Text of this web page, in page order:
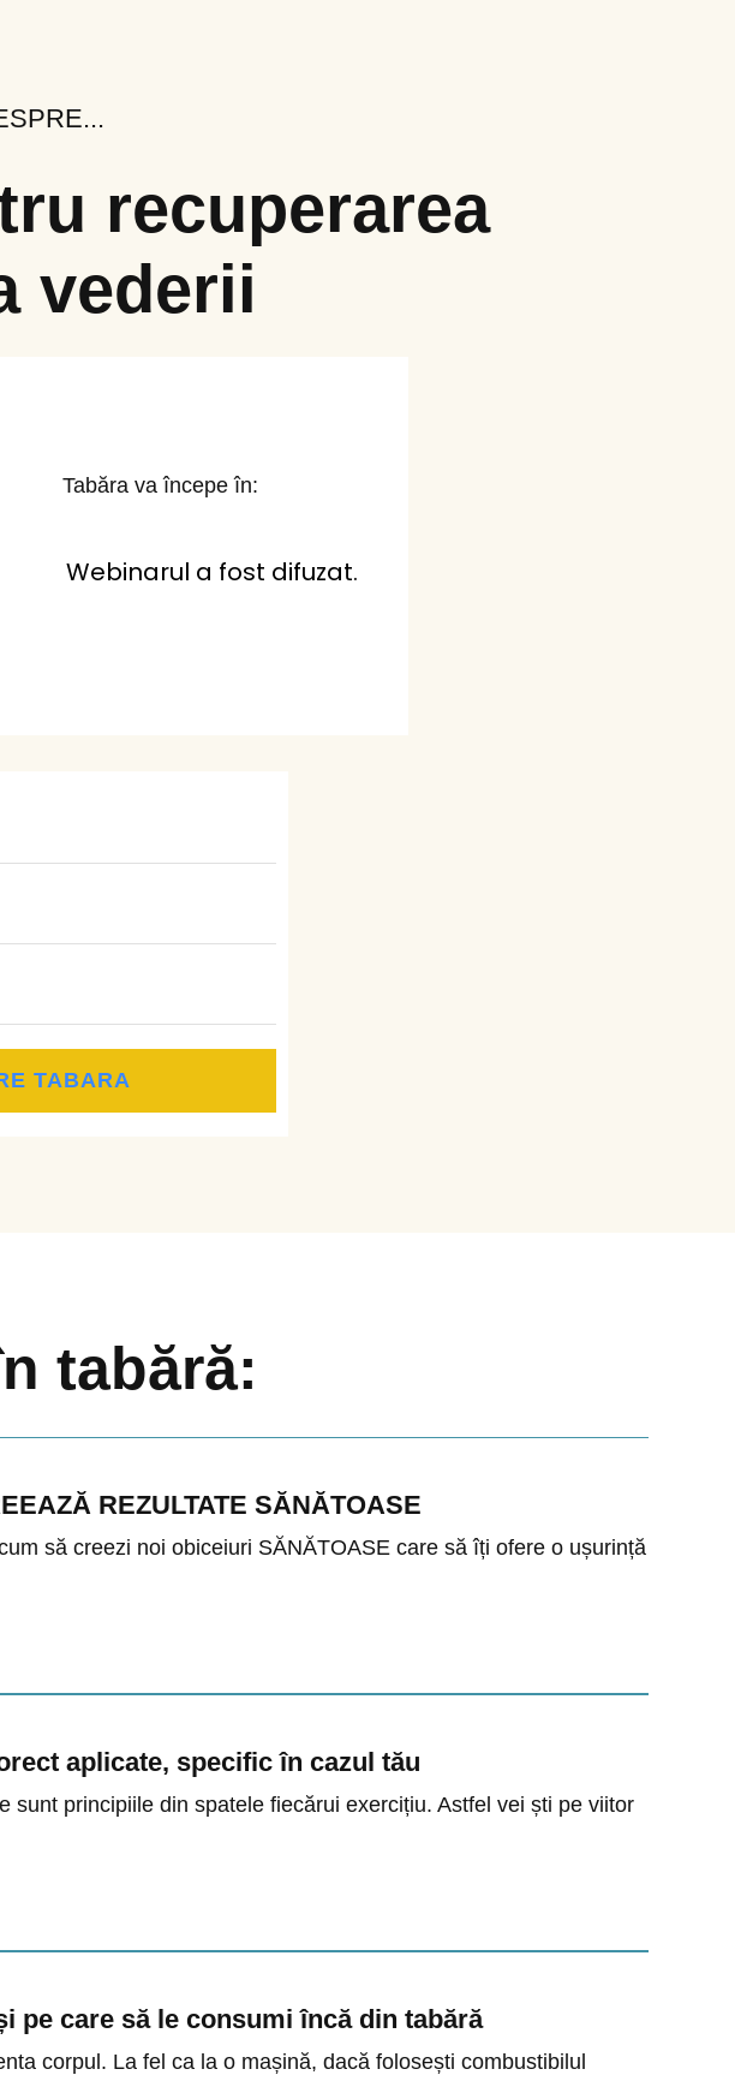
recuperarea
vederii
Tabăra va începe în:
Webinarul a fost difuzat.
TABARA
tabără:
REZULTATE SĂNĂTOASE
să creezi noi obiceiuri SĂNĂTOASE care să îți ofere o ușurință
aplicate, specific în cazul tău
principiile din spatele fiecărui exercițiu. Astfel vei ști pe viitor
pe care să le consumi încă din tabără
corpul. La fel ca la o mașină, dacă folosești combustibilul